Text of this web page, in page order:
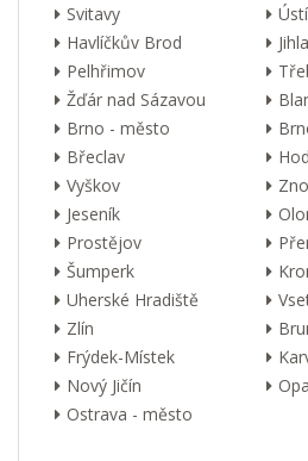
Svitavy
Havlíčkův Brod
Pelhřimov
Žďár nad Sázavou
Brno - město
Břeclav
Vyškov
Jeseník
Prostějov
Šumperk
Uherské Hradiště
Zlín
Frýdek-Místek
Nový Jičín
Ostrava - město